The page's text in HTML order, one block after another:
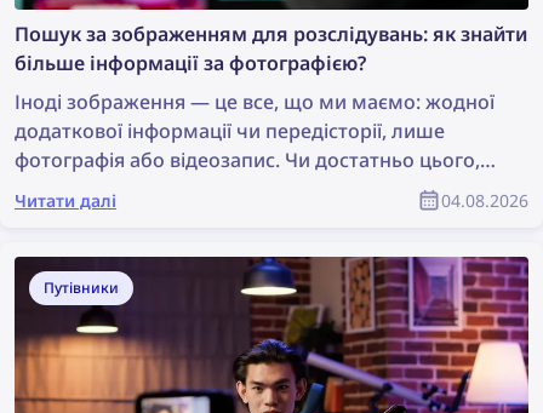
Пошук за зображенням для розслідувань: як знайти
більше інформації за фотографією?
Іноді зображення — це все, що ми маємо: жодної
додаткової інформації чи передісторії, лише
фотографія або відеозапис. Чи достатньо цього,
щоб розпочати розслідування? Можливо, це не
ідеальна ситуація, але цього достатньо для
допомогти знайти цінну інформацію та сприяти
розслідуванню. Отже, як знайти більше
інформації за фотографією?
Читати далі 04.08.2026
Путівники